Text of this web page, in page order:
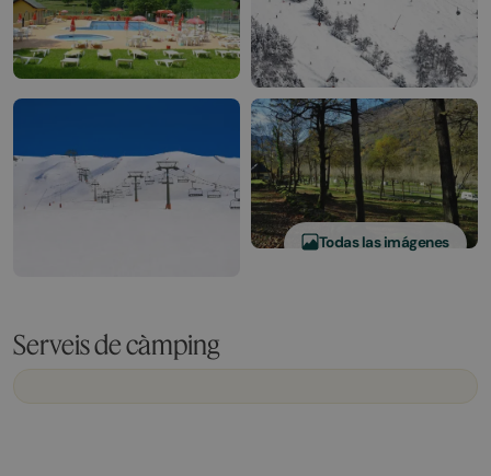
Todas las imágenes
Serveis de càmping